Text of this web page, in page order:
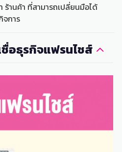
ร้านค้า ที่สามารถเปลี่ยนมือได้
จการ
อธุรกิจแฟรนไชส์